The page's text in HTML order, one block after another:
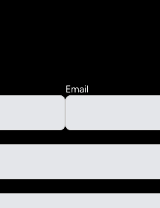
Email